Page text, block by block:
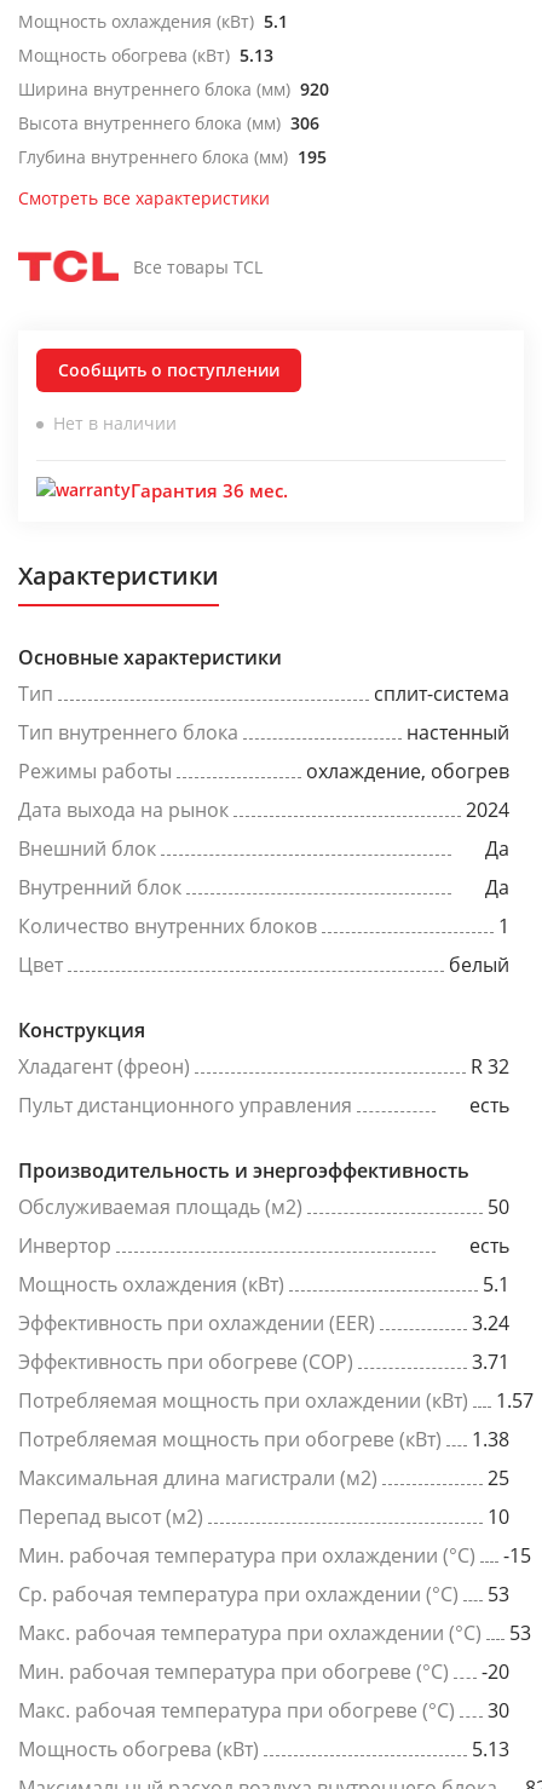
Мощность охлаждения (кВт) 5.1
Мощность обогрева (кВт) 5.13
Ширина внутреннего блока (мм) 920
Высота внутреннего блока (мм) 306
Глубина внутреннего блока (мм) 195
Смотреть все характеристики
Все товары TCL
Сообщить о поступлении
Нет в наличии
Гарантия 36 мес.
Характеристики
Основные характеристики
Тип
сплит-система
Тип внутреннего блока
настенный
Режимы работы
охлаждение, обогрев
Дата выхода на рынок
2024
Внешний блок
Да
Внутренний блок
Да
Количество внутренних блоков
1
Цвет
белый
Конструкция
Хладагент (фреон)
R 32
Пульт дистанционного управления
есть
Производительность и энергоэффективность
Обслуживаемая площадь (м2)
50
Инвертор
есть
Мощность охлаждения (кВт)
5.1
Эффективность при охлаждении (EER)
3.24
Эффективность при обогреве (COP)
3.71
Потребляемая мощность при охлаждении (кВт)
1.57
Потребляемая мощность при обогреве (кВт)
1.38
Максимальная длина магистрали (м2)
25
Перепад высот (м2)
10
Мин. рабочая температура при охлаждении (°C)
-15
Ср. рабочая температура при охлаждении (°C)
53
Макс. рабочая температура при охлаждении (°C)
53
Мин. рабочая температура при обогреве (°C)
-20
Макс. рабочая температура при обогреве (°C)
30
Мощность обогрева (кВт)
5.13